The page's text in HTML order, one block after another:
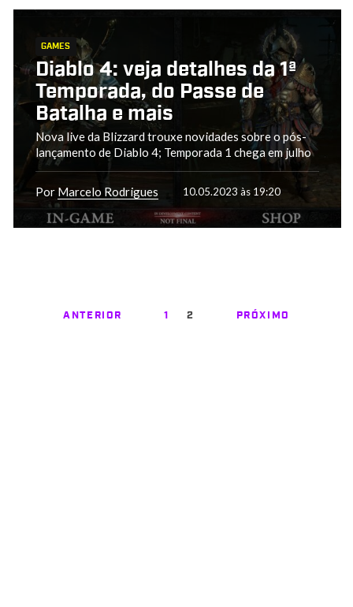
GAMES
Diablo 4: veja detalhes da 1ª
Temporada, do Passe de
Batalha e mais
Nova live da Blizzard trouxe novidades sobre o pós-
lançamento de Diablo 4; Temporada 1 chega em julho
Por Marcelo Rodrigues 10.05.2023 às 19:20
ANTERIOR 1 2 PRÓXIMO